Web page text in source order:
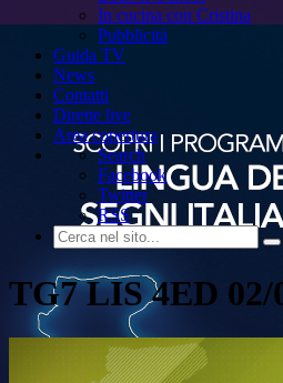
In cucina con Cristina
Pubblicità
Guida TV
News
Contatti
Dirette live
Area copertura
Search
Facebook
Twitter
RSS
TG7 LIS 4ED 02/